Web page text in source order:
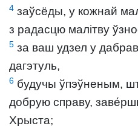
4 заўсёды, у кожнай
з радасцю малітву
5 за ваш удзел у
дагэтуль,
6 будучы ўпэўненым,
добрую справу,
Хрыста;